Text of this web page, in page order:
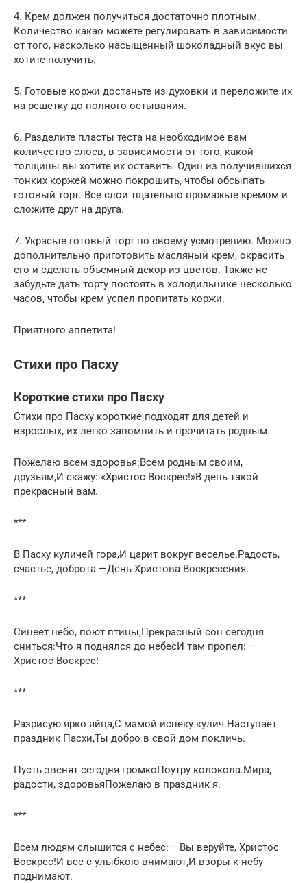
4. Крем должен получиться достаточно плотным.
Количество какао можете регулировать в зависимости
от того, насколько насыщенный шоколадный вкус вы
хотите получить.
5. Готовые коржи достаньте из духовки и переложите их
на решетку до полного остывания.
6. Разделите пласты теста на необходимое вам
количество слоев, в зависимости от того, какой
толщины вы хотите их оставить. Один из получившихся
тонких коржей можно покрошить, чтобы обсыпать
готовый торт. Все слои тщательно промажьте кремом и
сложите друг на друга.
7. Украсьте готовый торт по своему усмотрению. Можно
дополнительно приготовить масляный крем, окрасить
его и сделать объемный декор из цветов. Также не
забудьте дать торту постоять в холодильнике несколько
часов, чтобы крем успел пропитать коржи.
Приятного аппетита!
Стихи про Пасху
Короткие стихи про Пасху
Стихи про Пасху короткие подходят для детей и
взрослых, их легко запомнить и прочитать родным.
Пожелаю всем здоровья:Всем родным своим,
друзьям,И скажу: «Христос Воскрес!»В день такой
прекрасный вам.
***
В Пасху куличей гора,И царит вокруг веселье.Радость,
счастье, доброта —День Христова Воскресения.
***
Синеет небо, поют птицы,Прекрасный сон сегодня
сниться:Что я поднялся до небесИ там пропел: —
Христос Воскрес!
***
Разрисую ярко яйца,С мамой испеку кулич.Наступает
праздник Пасхи,Ты добро в свой дом покличь.
Пусть звенят сегодня громкоПоутру колокола.Мира,
радости, здоровьяПожелаю в праздник я.
***
Всем людям слышится с небес:— Вы веруйте, Христос
Воскрес!И все с улыбкою внимают,И взоры к небу
поднимают.